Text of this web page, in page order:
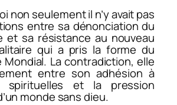
non seulement il n’y avait pas
entre sa dénonciation du
et sa résistance au nouveau
qui a pris la forme du
Mondial. La contradiction, elle
entre son adhésion à
spirituelles et la pression
monde sans dieu.